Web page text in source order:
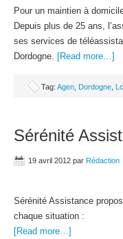
Pour un maintien à
Depuis plus de 25 ans,
ses services de
Dordogne. [Read more…]
Tag: Agen Dordogne
Sérénité
19 avril 2012 par Rédaction
Sérénité Assistance
chaque situation :
[Read more…]